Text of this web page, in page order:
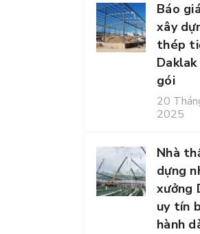
Báo
xây
thép
gói
20
2025
Nhà
dựng
xưởng
uy tín
hành